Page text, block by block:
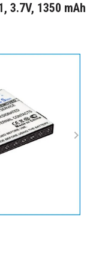
3.7V, 1350 mAh